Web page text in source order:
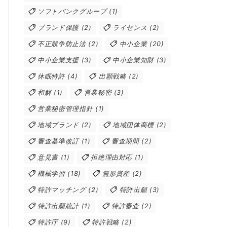
ソフトバンクグループ(1)
ブランド保護(2) ライセンス (2)
不正競争防止法(2) 中小企業(20)
中小企業支援(3) 中小企業知財 (3)
休眠特許(4) 出願戦略 (2)
和解(1) 営業秘密(3)
営業秘密管理指針(1)
地域ブランド (2) 地域団体商標(2)
審査基準改訂(1) 審査期間(2)
意見書 (1) 拒絶理由対応(1)
機械学習(18) 無形資産 (2)
特許マッチング(2) 特許出願(3)
特許出願統計(1) 特許審査(2)
特許庁(9) 特許戦略 (2)